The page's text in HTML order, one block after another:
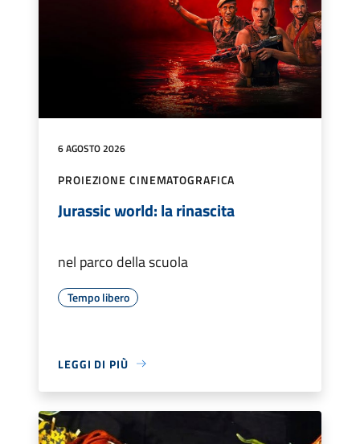
6 AGOSTO 2026
PROIEZIONE CINEMATOGRAFICA
Jurassic world: la rinascita
nel parco della scuola
Tempo libero
LEGGI DI PIÙ